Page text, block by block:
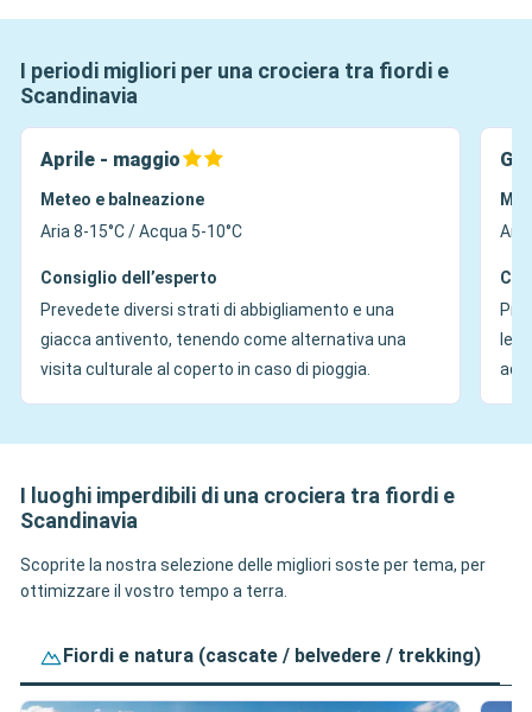
I periodi migliori per una crociera tra fiordi e
Scandinavia
Aprile - maggio
Meteo e balneazione
Aria 8-15°C / Acqua 5-10°C
Consiglio dell’esperto
Prevedete diversi strati di abbigliamento e una
giacca antivento, tenendo come alternativa una
visita culturale al coperto in caso di pioggia.
Aria
I luoghi imperdibili di una crociera tra fiordi e
Scandinavia
Scoprite la nostra selezione delle migliori soste per tema, per
ottimizzare il vostro tempo a terra.
Fiordi e natura (cascate / belvedere / trekking)